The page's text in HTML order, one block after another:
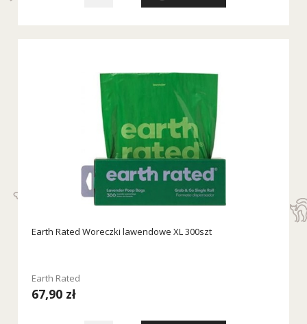
Earth Rated Woreczki lawendowe XL 300szt
Earth Rated
67,90 zł